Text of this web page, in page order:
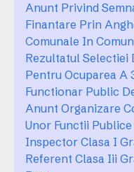
Anunt Privind
Finantare Prin
Comunale In
Rezultatul Selectiei
Pentru Ocuparea A
Functionar Public
Anunt Organizare
Unor Functii
Inspector Clasa I
Referent Clasa Iii